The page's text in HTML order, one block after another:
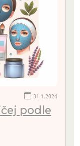
31.1.2024
podle